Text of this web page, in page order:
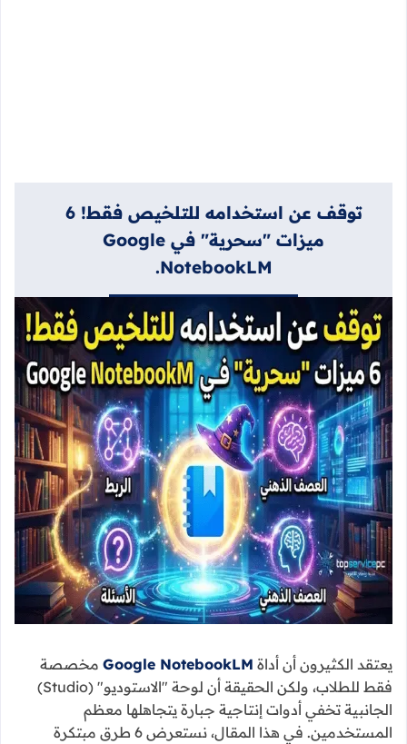
​توقف عن استخدامه للتلخيص فقط! 6
ميزات "سحرية" في Google
NotebookLM.
يعتقد الكثيرون أن أداة Google NotebookLM مخصصة
فقط للطلاب، ولكن الحقيقة أن لوحة "الاستوديو" (Studio)
الجانبية تخفي أدوات إنتاجية جبارة يتجاهلها معظم
المستخدمين. في هذا المقال، نستعرض 6 طرق مبتكرة